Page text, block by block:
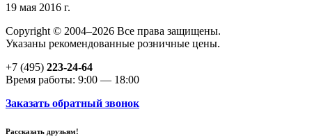
19 мая 2016 г.
Copyright © 2004–2026 Все права защищены.
Указаны рекомендованные розничные цены.
+7 (495) 223-24-64
Время работы: 9:00 — 18:00
Заказать обратный звонок
Рассказать друзьям!